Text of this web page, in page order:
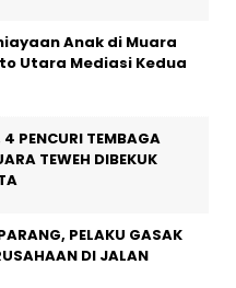
Anak di Muara
Utara Mediasi Kedua
PENCURI TEMBAGA
TEWEH DIBEKUK
PELAKU GASAK
DI JALAN